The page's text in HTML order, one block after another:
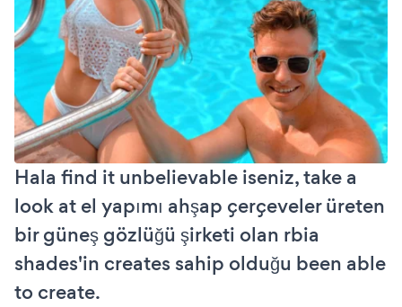
Hala find it unbelievable iseniz, take a
look at el yapımı ahşap çerçeveler üreten
bir güneş gözlüğü şirketi olan rbia
shades'in creates sahip olduğu been able
to create.